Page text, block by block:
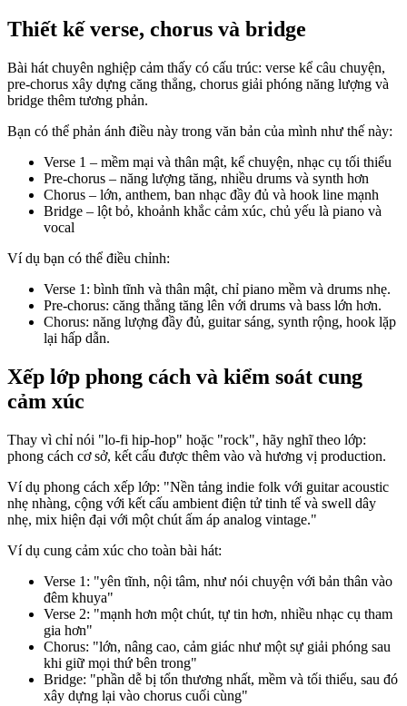
Thiết kế verse, chorus và bridge
Bài hát chuyên nghiệp cảm thấy có cấu trúc: verse kể câu chuyện,
pre-chorus xây dựng căng thẳng, chorus giải phóng năng lượng và
bridge thêm tương phản.
Bạn có thể phản ánh điều này trong văn bản của mình như thế này:
Verse 1 – mềm mại và thân mật, kể chuyện, nhạc cụ tối thiểu
Pre-chorus – năng lượng tăng, nhiều drums và synth hơn
Chorus – lớn, anthem, ban nhạc đầy đủ và hook line mạnh
Bridge – lột bỏ, khoảnh khắc cảm xúc, chủ yếu là piano và
vocal
Ví dụ bạn có thể điều chỉnh:
Verse 1: bình tĩnh và thân mật, chỉ piano mềm và drums nhẹ.
Pre-chorus: căng thẳng tăng lên với drums và bass lớn hơn.
Chorus: năng lượng đầy đủ, guitar sáng, synth rộng, hook lặp
lại hấp dẫn.
Xếp lớp phong cách và kiểm soát cung
cảm xúc
Thay vì chỉ nói "lo-fi hip-hop" hoặc "rock", hãy nghĩ theo lớp:
phong cách cơ sở, kết cấu được thêm vào và hương vị production.
Ví dụ phong cách xếp lớp: "Nền tảng indie folk với guitar acoustic
nhẹ nhàng, cộng với kết cấu ambient điện tử tinh tế và swell dây
nhẹ, mix hiện đại với một chút ấm áp analog vintage."
Ví dụ cung cảm xúc cho toàn bài hát:
Verse 1: "yên tĩnh, nội tâm, như nói chuyện với bản thân vào
đêm khuya"
Verse 2: "mạnh hơn một chút, tự tin hơn, nhiều nhạc cụ tham
gia hơn"
Chorus: "lớn, nâng cao, cảm giác như một sự giải phóng sau
khi giữ mọi thứ bên trong"
Bridge: "phần dễ bị tổn thương nhất, mềm và tối thiểu, sau đó
xây dựng lại vào chorus cuối cùng"